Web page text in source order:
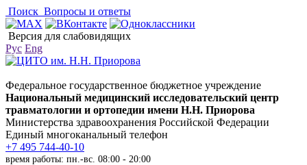
Поиск Вопросы и ответы
Версия для слабовидящих
Рус Eng
Федеральное государственное бюджетное учреждение
Национальный медицинский исследовательский центр
травматологии и ортопедии имени Н.Н. Приорова
Министерства здравоохранения Российской Федерации
Единый многоканальный телефон
+7 495 744-40-10
время работы: пн.-вс. 08:00 - 20:00